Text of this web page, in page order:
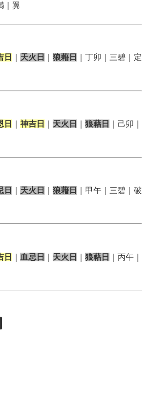
｜翼
日 天火日 狼藉日
｜丁卯｜三碧｜定
日 神吉日 天火日 狼藉日
｜己卯｜
日 天火日 狼藉日
｜甲午｜三碧｜破
日 血忌日 天火日 狼藉日
｜丙午｜